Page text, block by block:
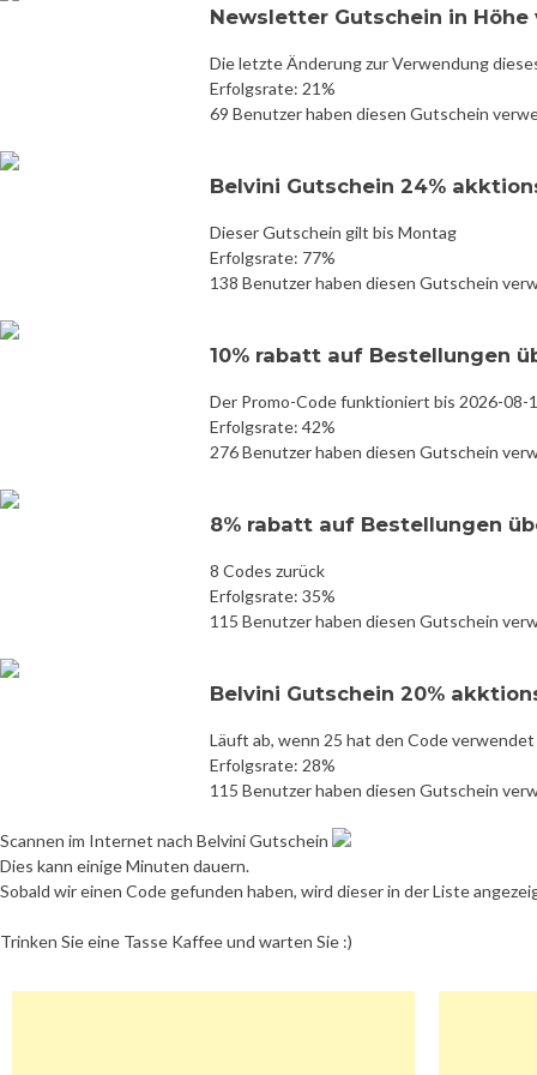
Newsletter Gutschein in
Die letzte Änderung zur Verwendung
Erfolgsrate: 21%
69 Benutzer haben diesen Gutschein
Belvini Gutschein 24%
Dieser Gutschein gilt bis Montag
Erfolgsrate: 77%
138 Benutzer haben diesen Gutschein
10% rabatt auf Bestellungen
Der Promo-Code funktioniert bis 2026-08-
Erfolgsrate: 42%
276 Benutzer haben diesen Gutschein
8% rabatt auf Bestellungen
8 Codes zurück
Erfolgsrate: 35%
115 Benutzer haben diesen Gutschein
Belvini Gutschein 20%
Läuft ab, wenn 25 hat den Code verwendet
Erfolgsrate: 28%
115 Benutzer haben diesen Gutschein
Scannen im Internet nach Belvini Gutschein
Dies kann einige Minuten dauern.
Sobald wir einen Code gefunden haben, wird dieser in der Liste
Trinken Sie eine Tasse Kaffee und warten Sie :)